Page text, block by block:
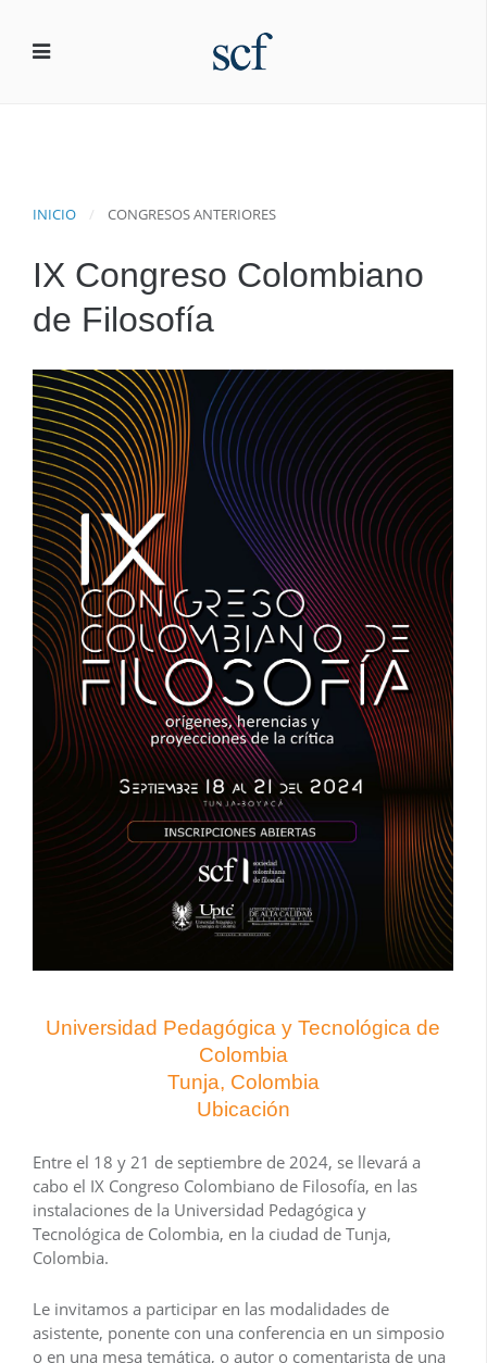
INICIO CONGRESOS ANTERIORES
IX Congreso Colombiano
de Filosofía
Universidad Pedagógica y Tecnológica de
Colombia
Tunja, Colombia
Ubicación
Entre el 18 y 21 de septiembre de 2024, se llevará a
cabo el IX Congreso Colombiano de Filosofía, en las
instalaciones de la Universidad Pedagógica y
Tecnológica de Colombia, en la ciudad de Tunja,
Colombia.
Le invitamos a participar en las modalidades de
asistente, ponente con una conferencia en un simposio
o en una mesa temática, o autor o comentarista de una